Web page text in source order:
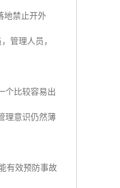
地禁止开外
管理人员，
个比较容易出
理意识仍然薄
有效预防事故